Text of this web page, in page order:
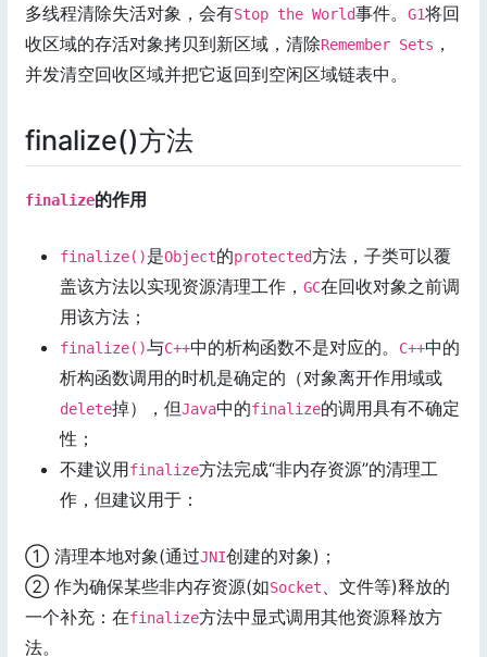
多线程清除失活对象，会有Stop the World事件。 G1将回
收区域的存活对象拷贝到新区域，清除Remember Sets ，
并发清空回收区域并把它返回到空闲区域链表中。
finalize()方法
finalize的作用
finalize()是Object的protected方法，子类可以覆
盖该方法以实现资源清理工作， GC在回收对象之前调
用该方法；
finalize()与C++中的析构函数不是对应的。 C++中的
析构函数调用的时机是确定的（对象离开作用域或
delete掉），但Java中的finalize的调用具有不确定
性；
不建议用finalize方法完成“非内存资源”的清理工
作，但建议用于：
① 清理本地对象(通过JNI创建的对象)；
② 作为确保某些非内存资源(如Socket
、文件等)释放的
一个补充：在finalize方法中显式调用其他资源释放方
法。